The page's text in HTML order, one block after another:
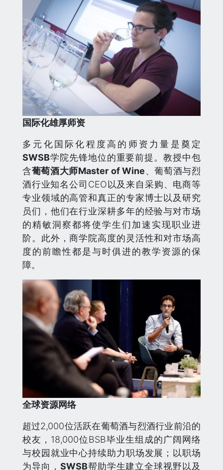
国际化雄厚师资
多元化国际化程度高的师资力量是奠定
SWSB学院先锋地位的重要前提。教授中包
含葡萄酒大师Master of Wine、葡萄酒与烈
酒行业知名公司CEO以及来自采购、电商等
专业领域的高管和真正的专家博士以及研究
员们，他们在行业深耕多年的经验与对市场
的精敏洞察都将使学生们加速实现职业进
阶。此外，商学院高度的灵活性和对市场高
度的前瞻性都是与时俱进的教学资源的保
障。
全球资源网络
超过2,000位活跃在葡萄酒与烈酒行业前沿的
校友，18,000位BSB毕业生组成的广阔网络
与校园就业中心持续助力职场发展；以职场
为导向， SWSB帮助学生建立全球视野以及